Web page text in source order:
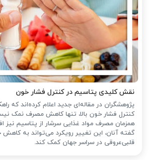
نقش کلیدی پتاسیم در کنترل فشار خون
پژوهشگران در مقاله‌ای جدید اعلام کرده‌اند که
کنترل فشار خون بالا، تنها کاهش مصرف نمک
همزمان مصرف مواد غذایی سرشار از پتاسیم نیز
گفته آنان، این تغییر رویکرد می‌تواند به کاهش
قلبی‌عروقی در سراسر جهان کمک کند.